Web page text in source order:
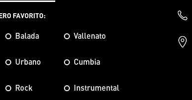
FAVORITO:
Balada Vallenato
Urbano Cumbia
Rock Instrumental